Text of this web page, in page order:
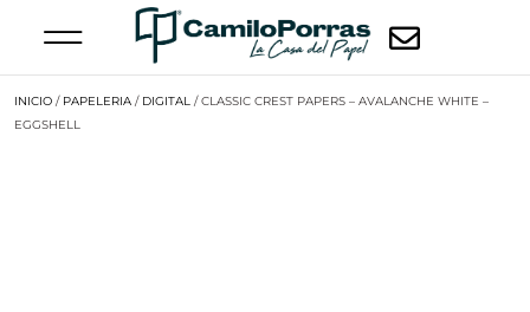
INICIO / PAPELERIA / DIGITAL / CLASSIC CREST PAPERS – AVALANCHE WHITE –
EGGSHELL